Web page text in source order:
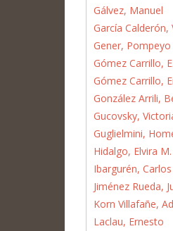
Gálvez, Manuel
García Calderón,
Gener, Pompeyo
Gómez Carrillo, E.
Gómez Carrillo,
González Arrili,
Gucovsky,
Guglielmini,
Hidalgo, Elvira
Ibargurén, Carlos
Jiménez Rueda,
Korn Villafañe,
Laclau, Ernesto